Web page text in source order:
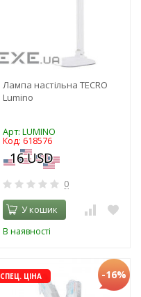
Лампа настільна TECRO
Lumino
Арт: LUMINO
Код: 618576
0
У кошик
В наявності
СПЕЦ. ЦІНА -16%